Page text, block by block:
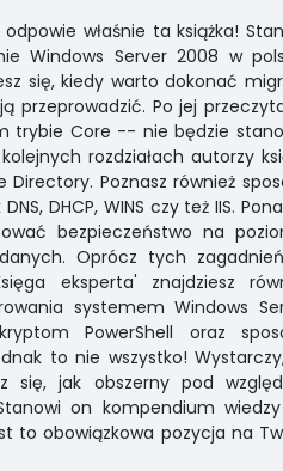
właśnie ta książka!
Windows Server 2008 w
się, kiedy warto dokonać
przeprowadzić. Po jej
trybie Core -- nie będzie
rozdziałach autorzy
Poznasz również
DHCP, WINS czy też IIS.
bezpieczeństwo na
Oprócz tych
eksperta' znajdziesz
systemem Windows
PowerShell oraz
to nie wszystko!
się, jak obszerny pod
on kompendium
to obowiązkowa pozycja na